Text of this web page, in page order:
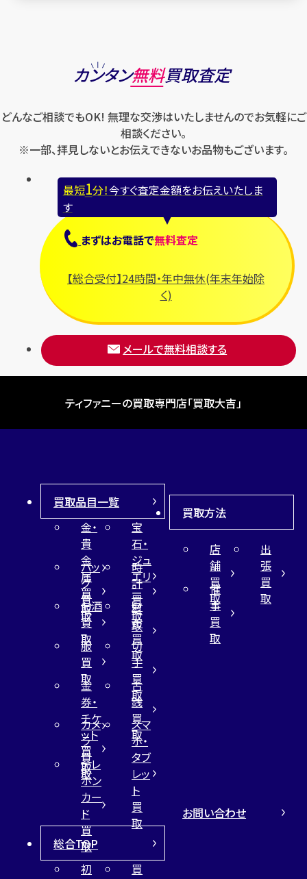
カンタン無料買取査定
どんなご相談でもOK! 無理な交渉はいたしませんのでお気軽にご
相談ください。
※一部、拝見しないとお伝えできないお品物もございます。
最短1分！今すぐ査定金額をお伝えいたしま
す
まずはお電話で無料査定
【総合受付】24時間・年中無休(年末年始除
く)
メールで無料相談する
ティファニーの買取専門店「買取大吉」
買取品目一覧
金・
貴
金
属
買
取
宝
石・
ジュ
エリ
ー
買
取
バッ
グ
買
取
時
計
買
取
お酒
買
取
財
布
買
取
服
買
取
切
手
買
取
金
券・
チケ
ット
買
取
古
銭
買
取
カメ
ラ
買
取
スマ
ホ・
タブ
レッ
ト
買
取
テレ
ホン
カー
ド
買
取
買取方法
店
舗
買
取
出
張
買
取
催
事
買
取
総合TOP
初
買
お問い合わせ